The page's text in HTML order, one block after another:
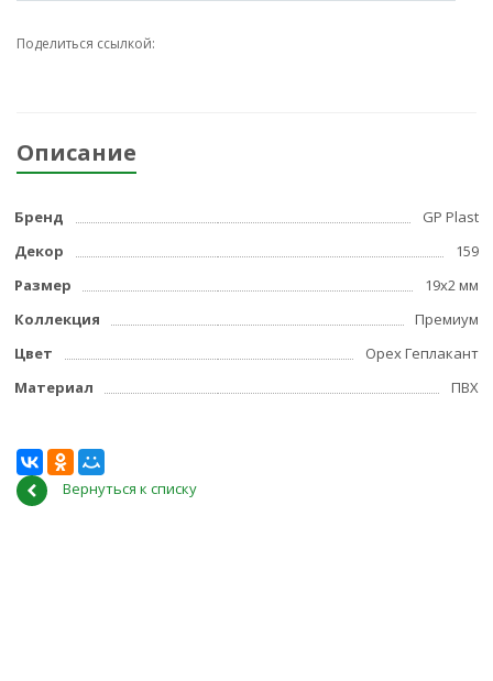
Поделиться ссылкой:
Описание
Бренд
GP Plast
Декор
159
Размер
19x2 мм
Коллекция
Премиум
Цвет
Орех Геплакант
Материал
ПВХ
Вернуться к списку